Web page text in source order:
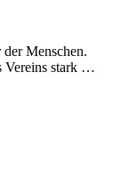
Menschen.
Vereins stark …